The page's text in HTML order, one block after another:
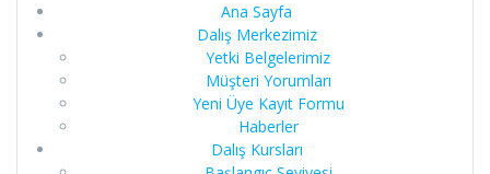
Ana Sayfa
Dalış Merkezimiz
Yetki Belgelerimiz
Müşteri Yorumları
Yeni Üye Kayıt Formu
Haberler
Dalış Kursları